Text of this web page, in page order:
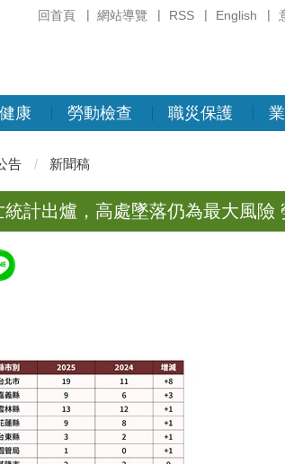
回首頁 網站導覽 RSS English
康 勞動檢查 職災保護
告 新聞稿
計出爐，高處墜落仍為最大風險